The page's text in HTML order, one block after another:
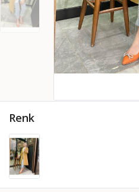
Renk